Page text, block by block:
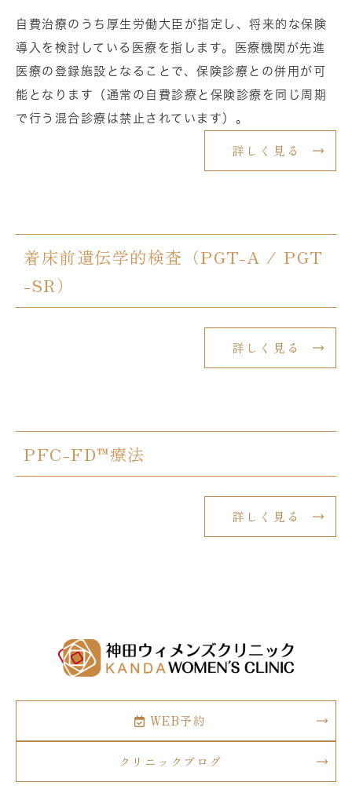
自費治療のうち厚生労働大臣が指定し、将来的な保険
導入を検討している医療を指します。医療機関が先進
医療の登録施設となることで、保険診療との併用が可
能となります（通常の自費診療と保険診療を同じ周期
で行う混合診療は禁止されています）。
詳しく見る
着床前遺伝学的検査（PGT-A / PGT
-SR）
詳しく見る
PFC-FD™療法
詳しく見る
WEB予約
クリニックブログ